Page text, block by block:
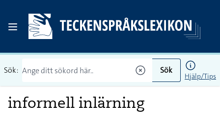
Sök: Sök
Hjälp/Tips
informell inlärning